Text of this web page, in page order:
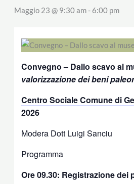
Maggio 23 @ 9:30 am- 6:00 pm
Convegno – Dallo scavo al
valorizzazione dei beni
Centro Sociale Comune di
2026
Modera Dott Luigi Sanciu
Programma
Ore 09.30: Registrazione dei